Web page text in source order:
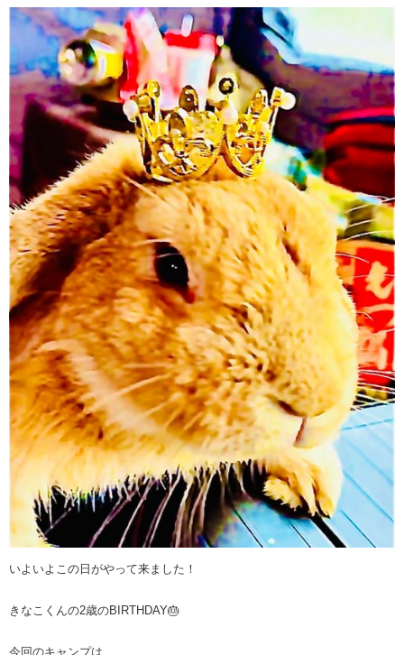
いよいよこの日がやって来ました！
きなこくんの2歳のBIRTHDAY🎂
今回のキャンプは、